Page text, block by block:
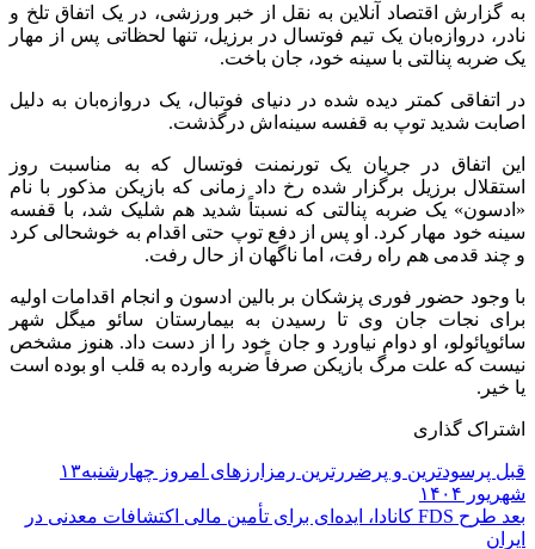
به گزارش اقتصاد آنلاین به نقل از خبر ورزشی، در یک اتفاق تلخ و
نادر، دروازه‌بان یک تیم فوتسال در برزیل، تنها لحظاتی پس از مهار
یک ضربه پنالتی با سینه خود، جان باخت.
در اتفاقی کمتر دیده شده در دنیای فوتبال، یک دروازه‌بان به دلیل
اصابت شدید توپ به قفسه‌ سینه‌اش درگذشت.
این اتفاق در جریان یک تورنمنت فوتسال که به مناسبت روز
استقلال برزیل برگزار شده رخ داد زمانی که بازیکن مذکور با نام
«ادسون» یک ضربه پنالتی که نسبتاً شدید هم شلیک شد، با قفسه
سینه خود مهار کرد. او پس از دفع توپ حتی اقدام به خوشحالی کرد
و چند قدمی هم راه رفت، اما ناگهان از حال رفت.
با وجود حضور فوری پزشکان بر بالین ادسون و انجام اقدامات اولیه
برای نجات جان وی تا رسیدن به بیمارستان سائو میگل شهر
سائوپائولو، او دوام نیاورد و جان خود را از دست داد. هنوز مشخص
نیست که علت مرگ بازیکن صرفاً ضربه وارده به قلب او بوده است
یا خیر.
اشتراک گذاری
قبل
پرسودترین و پرضررترین رمزارزهای امروز چهارشنبه۱۳
شهریور ۱۴۰۴
بعد
طرح FDS کانادا، ایده‌ای برای تأمین مالی اکتشافات معدنی در
ایران